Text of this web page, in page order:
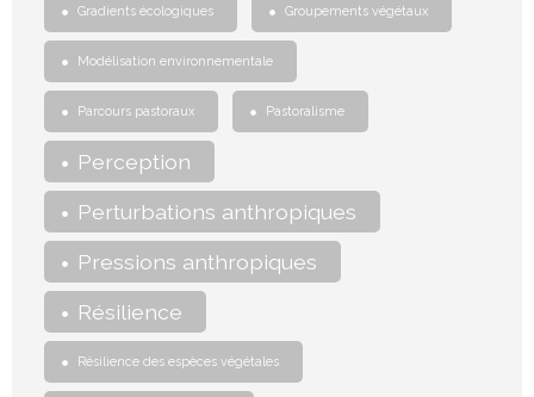
Gradients écologiques Groupements végétaux
Modélisation environnementale
Parcours pastoraux Pastoralisme
Perception
Perturbations anthropiques
Pressions anthropiques
Résilience
Résilience des espèces végétales